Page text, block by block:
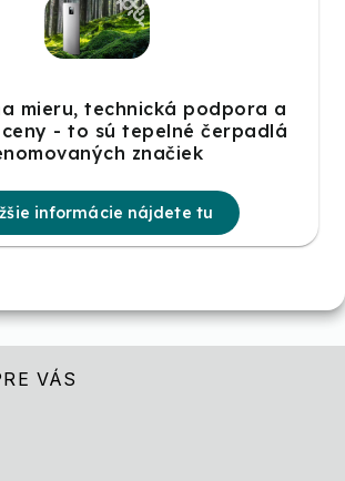
mieru, technická podpora a
- to sú tepelné čerpadlá
značiek
informácie nájdete tu
VÁS